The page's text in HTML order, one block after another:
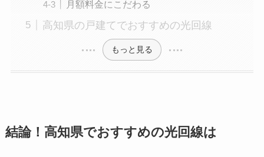
月額料金にこだわる
高知県の戸建てでおすすめの光回線
もっと見る
結論！高知県でおすすめの光回線は